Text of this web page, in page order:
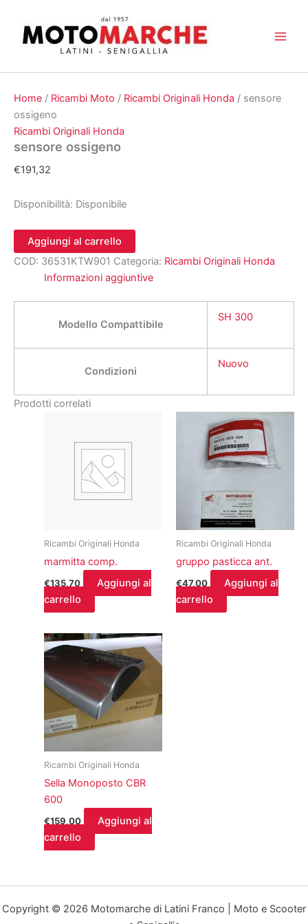
contenuto
Home / Ricambi Moto / Ricambi Originali Honda / sensore
ossigeno
Ricambi Originali Honda
sensore ossigeno
€191,32
Disponibilità: Disponibile
sensore
ossigeno
quantità
Aggiungi al carrello
COD: 36531KTW901 Categoria: Ricambi Originali Honda
Informazioni aggiuntive
Modello Compattibile
SH 300
Condizioni
Nuovo
Prodotti correlati
Ricambi Originali Honda
marmitta comp.
€135,70
Aggiungi al
carrello
Ricambi Originali Honda
gruppo pasticca ant.
€47,00
Aggiungi al
carrello
Ricambi Originali Honda
Sella Monoposto CBR
600
€159,00
Aggiungi al
carrello
Copyright © 2026 Motomarche di Latini Franco | Moto e Scooter